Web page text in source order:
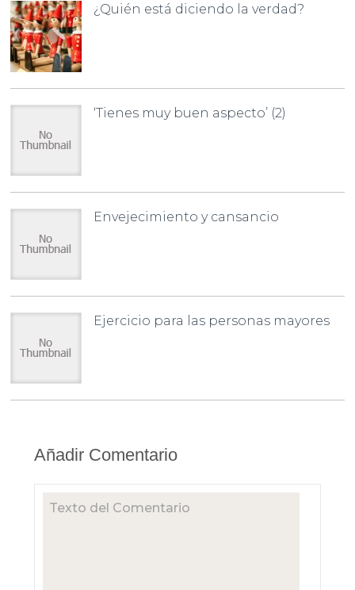
¿Quién está diciendo la verdad?
‘Tienes muy buen aspecto’ (2)
Envejecimiento y cansancio
Ejercicio para las personas mayores
Añadir Comentario